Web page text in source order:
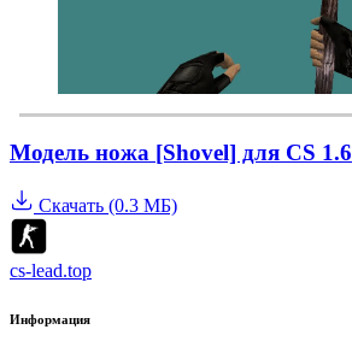
Модель ножа [Shovel] для CS 1.6
Скачать (0.3 МБ)
cs-lead.top
Информация